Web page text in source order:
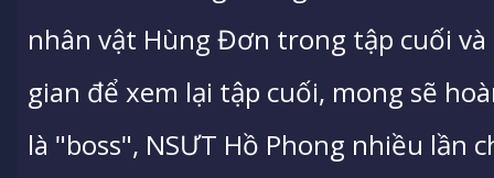
nhân vật Hùng Đơn trong tập cuối
gian để xem lại tập cuối, mong sẽ
là "boss", NSƯT Hồ Phong nhiều lần